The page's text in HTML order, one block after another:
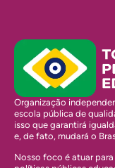
Organização
escola pública de
isso que garantirá
e, de fato, mudará o
Nosso foco é atuar